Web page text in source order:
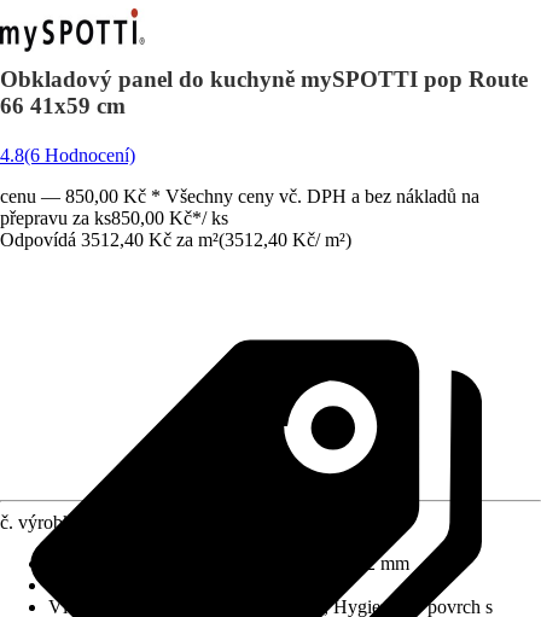
Obkladový panel do kuchyně mySPOTTI pop Route
66 41x59 cm
4.8(6 Hodnocení)
cenu — 850,00 Kč * Všechny ceny vč. DPH a bez nákladů na
přepravu za ks850,00 Kč*/ ks
Odpovídá 3512,40 Kč za m²(3512,40 Kč/ m²)
č. výrobku
590 mm x 410 mm x 2 mm
Vlastnosti
Beze spár = méně čištění, Hygienický povrch s